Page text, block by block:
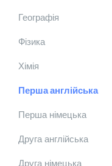
Географія
Фізика
Хімія
Перша англійська
Перша німецька
Друга англійська
Друга німецька